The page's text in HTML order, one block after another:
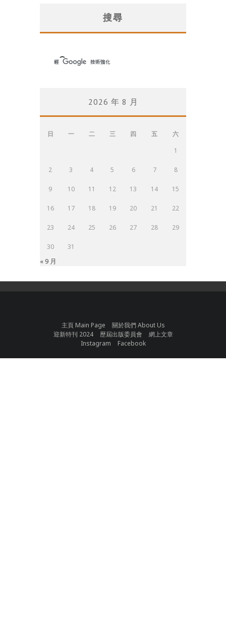
搜尋
2026 年 8 月
日 一 二 三 四 五
六
1
2 3 4 5 6 7 8
9 10 11 12 13 14 15
16 17 18 19 20 21 22
23 24 25 26 27 28 29
30 31
« 9 月
主頁 Main Page
關於我們 About Us
迎新特刊 2024
歷屆出版委員會
網上文章
Instagram
Facebook